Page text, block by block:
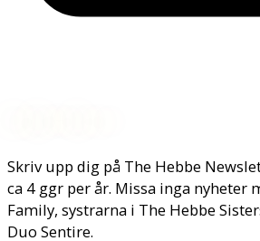
Skriv upp dig på The Hebbe
ca 4 ggr per år. Missa inga nyheter
Family, systrarna i The Hebbe
Duo Sentire.